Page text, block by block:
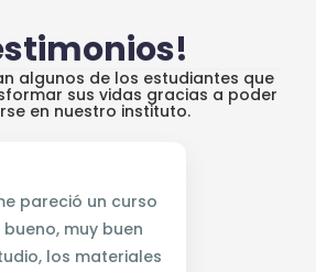
algunos de los estudiantes que
sus vidas gracias a poder
en nuestro instituto.
pareció un curso
muy buen
los materiales